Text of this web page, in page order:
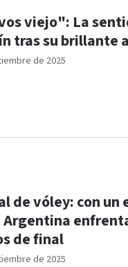
de 2025
viejo": La
tras su brillante
de 2025
de vóley: con
de final